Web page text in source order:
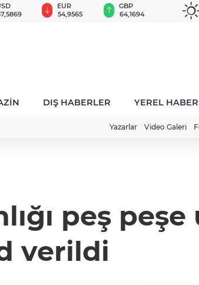
EUR
54,9565
GBP
64,1694
CHF
DIŞ HABERLER YEREL
Yazarlar Video Galeri
peş peşe
verildi